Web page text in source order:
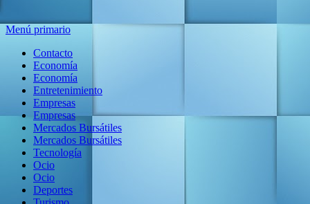
Menú primario
Contacto
Economía
Economía
Entretenimiento
Empresas
Empresas
Mercados Bursátiles
Mercados Bursátiles
Tecnología
Ocio
Ocio
Deportes